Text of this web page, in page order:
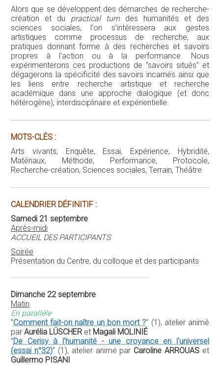
Alors que se développent des démarches de recherche-
création et du practical turndes humanités et des
sciences sociales, l'on s'intéressera aux gestes
artistiques comme processus de recherche, aux
pratiques donnant forme à des recherches et savoirs
propres à l'action ou à la performance. Nous
expérimenterons ces productions de "savoirs situés" et
dégagerons la spécificité des savoirs incarnés ainsi que
les liens entre recherche artistique et recherche
académique dans une approche dialogique (et donc
hétérogène), interdisciplinaire et expérientielle.
MOTS-CLÉS :
Arts vivants, Enquête, Essai, Expérience, Hybridité,
Matériaux, Méthode, Performance, Protocole,
Recherche-création, Sciences sociales, Terrain, Théâtre
CALENDRIER DÉFINITIF :
Samedi 21 septembre
Après-midi
ACCUEIL DES PARTICIPANTS
Soirée
Présentation du Centre, du colloque et des participants
Dimanche 22 septembre
Matin
En parallèle
"Comment fait-on naître un bon mort ?" (1), atelier animé
par Aurélia LÜSCHER et Magali MOLINIÉ
"De Cerisy à l'humanité - une croyance en l'universel
(essai n°32)" (1), atelier animé par Caroline ARROUAS et
Guillermo PISANI